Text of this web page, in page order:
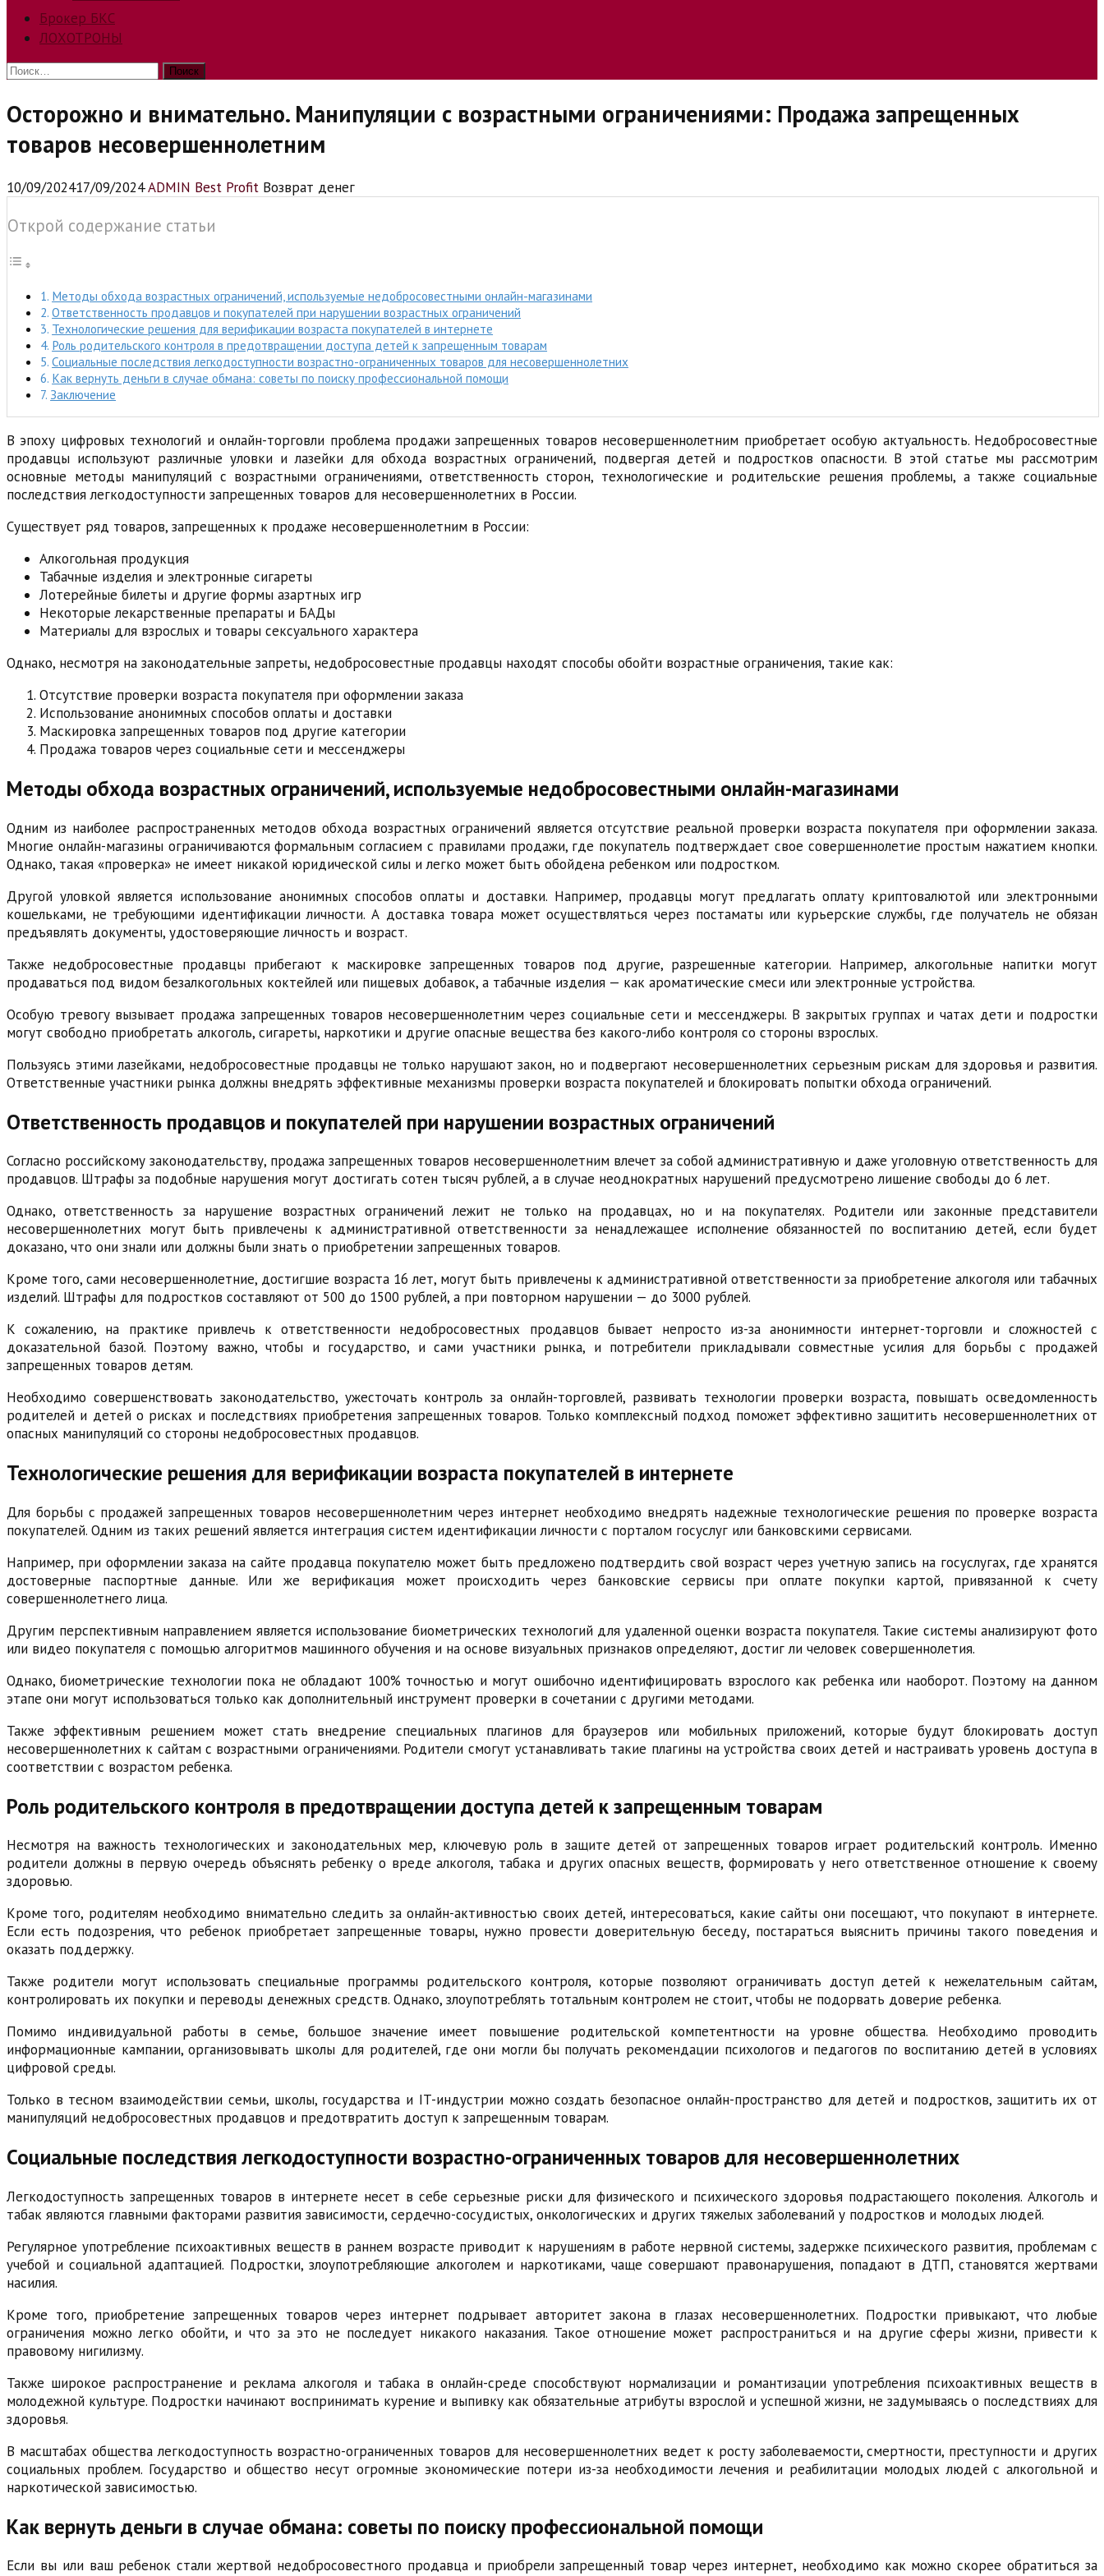
Брокер БКС
ЛОХОТРОНЫ
Найти:
Осторожно и внимательно. Манипуляции с возрастными ограничениями: Продажа запрещенных
товаров несовершеннолетним
10/09/202417/09/2024ADMIN Best Profit Возврат денег
Открой содержание статьи
Методы обхода возрастных ограничений, используемые недобросовестными онлайн-магазинами
Ответственность продавцов и покупателей при нарушении возрастных ограничений
Технологические решения для верификации возраста покупателей в интернете
Роль родительского контроля в предотвращении доступа детей к запрещенным товарам
Социальные последствия легкодоступности возрастно-ограниченных товаров для несовершеннолетних
Как вернуть деньги в случае обмана: советы по поиску профессиональной помощи
Заключение
В эпоху цифровых технологий и онлайн-торговли проблема продажи запрещенных товаров несовершеннолетним приобретает особую актуальность. Недобросовестные
продавцы используют различные уловки и лазейки для обхода возрастных ограничений, подвергая детей и подростков опасности. В этой статье мы рассмотрим
основные методы манипуляций с возрастными ограничениями, ответственность сторон, технологические и родительские решения проблемы, а также социальные
последствия легкодоступности запрещенных товаров для несовершеннолетних в России.
Существует ряд товаров, запрещенных к продаже несовершеннолетним в России:
Алкогольная продукция
Табачные изделия и электронные сигареты
Лотерейные билеты и другие формы азартных игр
Некоторые лекарственные препараты и БАДы
Материалы для взрослых и товары сексуального характера
Однако, несмотря на законодательные запреты, недобросовестные продавцы находят способы обойти возрастные ограничения, такие как:
Отсутствие проверки возраста покупателя при оформлении заказа
Использование анонимных способов оплаты и доставки
Маскировка запрещенных товаров под другие категории
Продажа товаров через социальные сети и мессенджеры
Методы обхода возрастных ограничений, используемые недобросовестными онлайн-магазинами
Одним из наиболее распространенных методов обхода возрастных ограничений является отсутствие реальной проверки возраста покупателя при оформлении заказа.
Многие онлайн-магазины ограничиваются формальным согласием с правилами продажи, где покупатель подтверждает свое совершеннолетие простым нажатием кнопки.
Однако, такая «проверка» не имеет никакой юридической силы и легко может быть обойдена ребенком или подростком.
Другой уловкой является использование анонимных способов оплаты и доставки. Например, продавцы могут предлагать оплату криптовалютой или электронными
кошельками, не требующими идентификации личности. А доставка товара может осуществляться через постаматы или курьерские службы, где получатель не обязан
предъявлять документы, удостоверяющие личность и возраст.
Также недобросовестные продавцы прибегают к маскировке запрещенных товаров под другие, разрешенные категории. Например, алкогольные напитки могут
продаваться под видом безалкогольных коктейлей или пищевых добавок, а табачные изделия — как ароматические смеси или электронные устройства.
Особую тревогу вызывает продажа запрещенных товаров несовершеннолетним через социальные сети и мессенджеры. В закрытых группах и чатах дети и подростки
могут свободно приобретать алкоголь, сигареты, наркотики и другие опасные вещества без какого-либо контроля со стороны взрослых.
Пользуясь этими лазейками, недобросовестные продавцы не только нарушают закон, но и подвергают несовершеннолетних серьезным рискам для здоровья и развития.
Ответственные участники рынка должны внедрять эффективные механизмы проверки возраста покупателей и блокировать попытки обхода ограничений.
Ответственность продавцов и покупателей при нарушении возрастных ограничений
Согласно российскому законодательству, продажа запрещенных товаров несовершеннолетним влечет за собой административную и даже уголовную ответственность для
продавцов. Штрафы за подобные нарушения могут достигать сотен тысяч рублей, а в случае неоднократных нарушений предусмотрено лишение свободы до 6 лет.
Однако, ответственность за нарушение возрастных ограничений лежит не только на продавцах, но и на покупателях. Родители или законные представители
несовершеннолетних могут быть привлечены к административной ответственности за ненадлежащее исполнение обязанностей по воспитанию детей, если будет
доказано, что они знали или должны были знать о приобретении запрещенных товаров.
Кроме того, сами несовершеннолетние, достигшие возраста 16 лет, могут быть привлечены к административной ответственности за приобретение алкоголя или табачных
изделий. Штрафы для подростков составляют от 500 до 1500 рублей, а при повторном нарушении — до 3000 рублей.
К сожалению, на практике привлечь к ответственности недобросовестных продавцов бывает непросто из-за анонимности интернет-торговли и сложностей с
доказательной базой. Поэтому важно, чтобы и государство, и сами участники рынка, и потребители прикладывали совместные усилия для борьбы с продажей
запрещенных товаров детям.
Необходимо совершенствовать законодательство, ужесточать контроль за онлайн-торговлей, развивать технологии проверки возраста, повышать осведомленность
родителей и детей о рисках и последствиях приобретения запрещенных товаров. Только комплексный подход поможет эффективно защитить несовершеннолетних от
опасных манипуляций со стороны недобросовестных продавцов.
Технологические решения для верификации возраста покупателей в интернете
Для борьбы с продажей запрещенных товаров несовершеннолетним через интернет необходимо внедрять надежные технологические решения по проверке возраста
покупателей. Одним из таких решений является интеграция систем идентификации личности с порталом госуслуг или банковскими сервисами.
Например, при оформлении заказа на сайте продавца покупателю может быть предложено подтвердить свой возраст через учетную запись на госуслугах, где хранятся
достоверные паспортные данные. Или же верификация может происходить через банковские сервисы при оплате покупки картой, привязанной к счету
совершеннолетнего лица.
Другим перспективным направлением является использование биометрических технологий для удаленной оценки возраста покупателя. Такие системы анализируют фото
или видео покупателя с помощью алгоритмов машинного обучения и на основе визуальных признаков определяют, достиг ли человек совершеннолетия.
Однако, биометрические технологии пока не обладают 100% точностью и могут ошибочно идентифицировать взрослого как ребенка или наоборот. Поэтому на данном
этапе они могут использоваться только как дополнительный инструмент проверки в сочетании с другими методами.
Также эффективным решением может стать внедрение специальных плагинов для браузеров или мобильных приложений, которые будут блокировать доступ
несовершеннолетних к сайтам с возрастными ограничениями. Родители смогут устанавливать такие плагины на устройства своих детей и настраивать уровень доступа в
соответствии с возрастом ребенка.
Роль родительского контроля в предотвращении доступа детей к запрещенным товарам
Несмотря на важность технологических и законодательных мер, ключевую роль в защите детей от запрещенных товаров играет родительский контроль. Именно
родители должны в первую очередь объяснять ребенку о вреде алкоголя, табака и других опасных веществ, формировать у него ответственное отношение к своему
здоровью.
Кроме того, родителям необходимо внимательно следить за онлайн-активностью своих детей, интересоваться, какие сайты они посещают, что покупают в интернете.
Если есть подозрения, что ребенок приобретает запрещенные товары, нужно провести доверительную беседу, постараться выяснить причины такого поведения и
оказать поддержку.
Также родители могут использовать специальные программы родительского контроля, которые позволяют ограничивать доступ детей к нежелательным сайтам,
контролировать их покупки и переводы денежных средств. Однако, злоупотреблять тотальным контролем не стоит, чтобы не подорвать доверие ребенка.
Помимо индивидуальной работы в семье, большое значение имеет повышение родительской компетентности на уровне общества. Необходимо проводить
информационные кампании, организовывать школы для родителей, где они могли бы получать рекомендации психологов и педагогов по воспитанию детей в условиях
цифровой среды.
Только в тесном взаимодействии семьи, школы, государства и IT-индустрии можно создать безопасное онлайн-пространство для детей и подростков, защитить их от
манипуляций недобросовестных продавцов и предотвратить доступ к запрещенным товарам.
Социальные последствия легкодоступности возрастно-ограниченных товаров для несовершеннолетних
Легкодоступность запрещенных товаров в интернете несет в себе серьезные риски для физического и психического здоровья подрастающего поколения. Алкоголь и
табак являются главными факторами развития зависимости, сердечно-сосудистых, онкологических и других тяжелых заболеваний у подростков и молодых людей.
Регулярное употребление психоактивных веществ в раннем возрасте приводит к нарушениям в работе нервной системы, задержке психического развития, проблемам с
учебой и социальной адаптацией. Подростки, злоупотребляющие алкоголем и наркотиками, чаще совершают правонарушения, попадают в ДТП, становятся жертвами
насилия.
Кроме того, приобретение запрещенных товаров через интернет подрывает авторитет закона в глазах несовершеннолетних. Подростки привыкают, что любые
ограничения можно легко обойти, и что за это не последует никакого наказания. Такое отношение может распространиться и на другие сферы жизни, привести к
правовому нигилизму.
Также широкое распространение и реклама алкоголя и табака в онлайн-среде способствуют нормализации и романтизации употребления психоактивных веществ в
молодежной культуре. Подростки начинают воспринимать курение и выпивку как обязательные атрибуты взрослой и успешной жизни, не задумываясь о последствиях для
здоровья.
В масштабах общества легкодоступность возрастно-ограниченных товаров для несовершеннолетних ведет к росту заболеваемости, смертности, преступности и других
социальных проблем. Государство и общество несут огромные экономические потери из-за необходимости лечения и реабилитации молодых людей с алкогольной и
наркотической зависимостью.
Как вернуть деньги в случае обмана: советы по поиску профессиональной помощи
Если вы или ваш ребенок стали жертвой недобросовестного продавца и приобрели запрещенный товар через интернет, необходимо как можно скорее обратиться за